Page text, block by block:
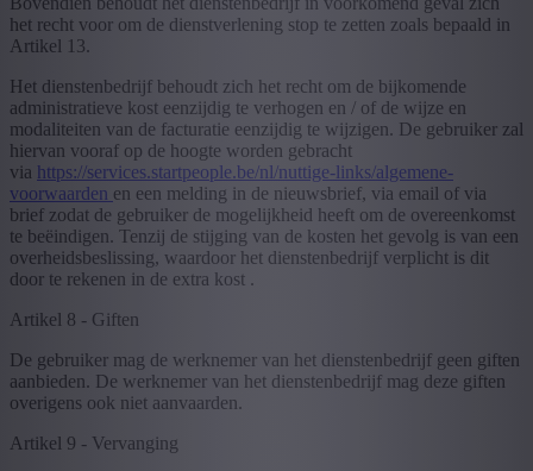
het recht voor om de dienstverlening stop te zetten zoals bepaald in
Artikel 13.
Het dienstenbedrijf behoudt zich het recht om de bijkomende
administratieve kost eenzijdig te verhogen en / of de wijze en
modaliteiten van de facturatie eenzijdig te wijzigen. De gebruiker zal
hiervan vooraf op de hoogte worden gebracht
via https://services.startpeople.be/nl/nuttige-links/algemene-
voorwaarden en een melding in de nieuwsbrief, via email of via
brief zodat de gebruiker de mogelijkheid heeft om de overeenkomst
te beëindigen. Tenzij de stijging van de kosten het gevolg is van een
overheidsbeslissing, waardoor het dienstenbedrijf verplicht is dit
door te rekenen in de extra kost .
Artikel 8 - Giften
De gebruiker mag de werknemer van het dienstenbedrijf geen giften
aanbieden. De werknemer van het dienstenbedrijf mag deze giften
overigens ook niet aanvaarden.
Artikel 9 - Vervanging